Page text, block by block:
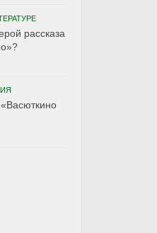
рассказа
«Васюткино